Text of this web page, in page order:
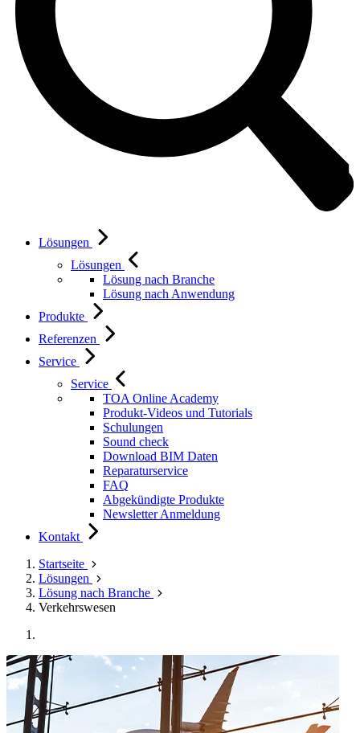
Lösungen
Lösungen
Lösung nach Branche
Lösung nach Anwendung
Produkte
Referenzen
Service
Service
TOA Online Academy
Produkt-Videos und Tutorials
Schulungen
Sound check
Download BIM Daten
Reparaturservice
FAQ
Abgekündigte Produkte
Newsletter Anmeldung
Kontakt
Startseite
Lösungen
Lösung nach Branche
Verkehrswesen